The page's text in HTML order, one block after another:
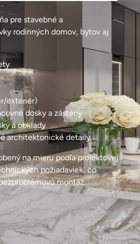
pre stavebné a
rodinných domov, bytov aj
exteriér)
dosky a zásteny
a obklady
architektonické detaily
na mieru podľa projektovej
požiadaviek, čo
montáž.